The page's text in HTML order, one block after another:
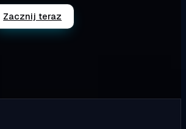
Zacznij teraz